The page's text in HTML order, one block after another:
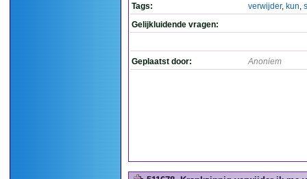
Tags:
verwijder, kun,
Gelijkluidende vragen:
Geplaatst door: Anoniem